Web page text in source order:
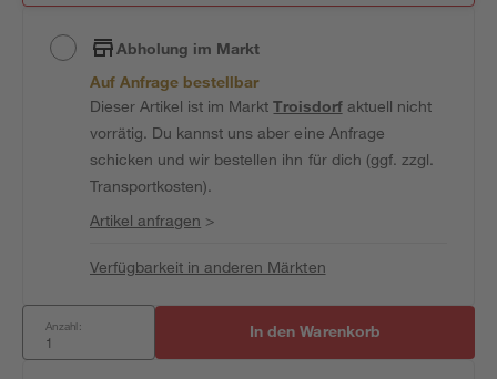
Abholung im Markt
Auf Anfrage bestellbar
Dieser Artikel ist im MarktTroisdorfaktuell nicht
vorrätig. Du kannst uns aber eine Anfrage
schicken und wir bestellen ihn für dich (ggf. zzgl.
Transportkosten).
Artikel anfragen >
Verfügbarkeit in anderen Märkten
Anzahl: In den Warenkorb